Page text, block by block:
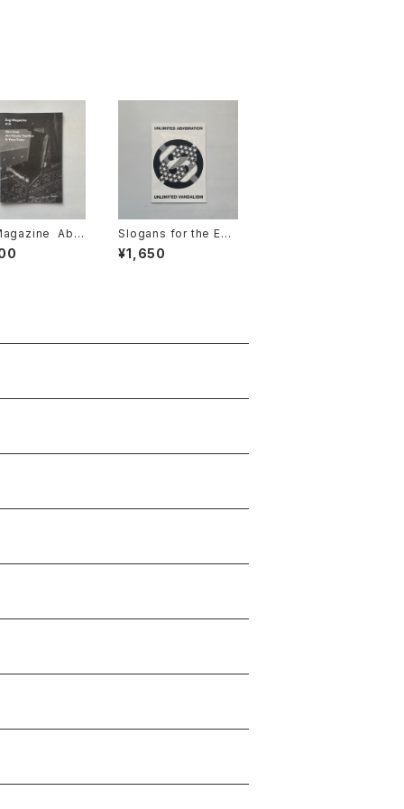
Abo
& Yve
Slogans for the Em
pire - Thomas Mare
cki (Berlin, German
¥1,650